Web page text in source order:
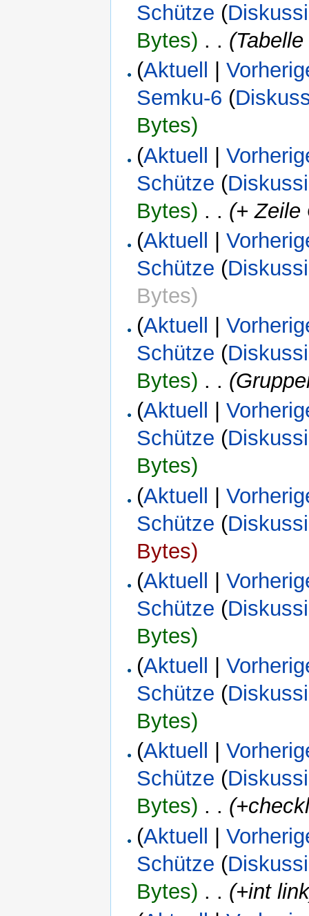
Schütze (
Bytes) . .
(Aktuell |
Semku-6 (
Bytes)
(Aktuell |
Schütze (
Bytes) . . (+ Zeile
(Aktuell |
Schütze (
Bytes)
(Aktuell |
Schütze (
Bytes) . .
(Aktuell |
Schütze (
Bytes)
(Aktuell |
Schütze (
Bytes)
(Aktuell |
Schütze (
Bytes)
(Aktuell |
Schütze (
Bytes)
(Aktuell |
Schütze (
Bytes) . .
(Aktuell |
Schütze (
Bytes) . . (+int